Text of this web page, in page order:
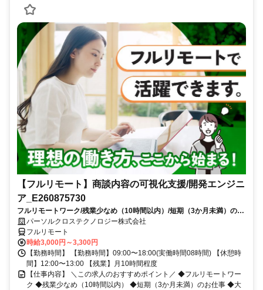
【フルリモート】商談内容の可視化支援/開発エンジニ
ア_E260875730
フルリモートワーク/残業少なめ（10時間以内）/短期（3か月未満）のお
仕事/大手SI企業勤務/今までのご経験を活かして、更なるキャリアアップ
を目指せます
パーソルクロステクノロジー株式会社
フルリモート
時給3,000円～3,300円
【勤務時間】 【勤務時間】09:00〜18:00(実働時間08時間) 【休憩時
間】12:00〜13:00 【残業】月10時間程度
【仕事内容】 ＼この求人のおすすめポイント／ ◆フルリモートワー
ク ◆残業少なめ（10時間以内） ◆短期（3か月未満）のお仕事 ◆大